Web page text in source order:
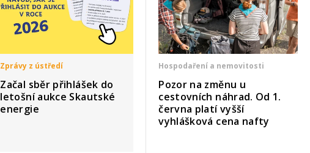
Zprávy z ústředí
Začal sběr přihlášek do
letošní aukce Skautské
energie
Hospodaření a nemovitosti
Pozor na změnu u
cestovních náhrad. Od 1.
června platí vyšší
vyhlášková cena nafty